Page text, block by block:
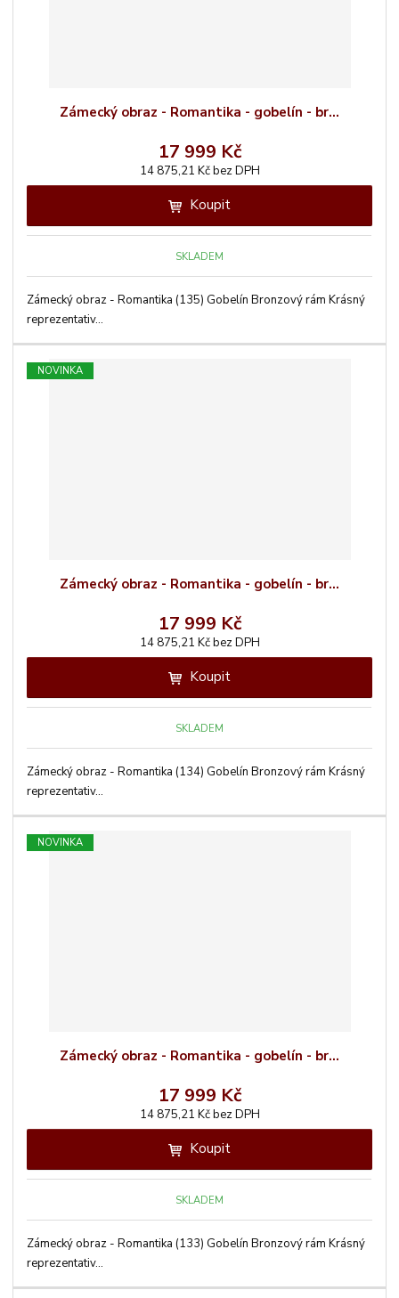
Zámecký obraz - Romantika - gobelín - br...
17 999 Kč
14 875,21 Kč bez DPH
Koupit
SKLADEM
Zámecký obraz - Romantika (135) Gobelín Bronzový rám Krásný
reprezentativ...
NOVINKA
Zámecký obraz - Romantika - gobelín - br...
17 999 Kč
14 875,21 Kč bez DPH
Koupit
SKLADEM
Zámecký obraz - Romantika (134) Gobelín Bronzový rám Krásný
reprezentativ...
NOVINKA
Zámecký obraz - Romantika - gobelín - br...
17 999 Kč
14 875,21 Kč bez DPH
Koupit
SKLADEM
Zámecký obraz - Romantika (133) Gobelín Bronzový rám Krásný
reprezentativ...